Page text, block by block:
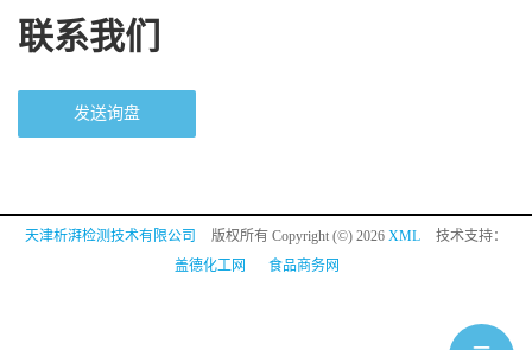
联系我们
发送询盘
天津析湃检测技术有限公司 版权所有 Copyright (©) 2026 XML
技术支持：
盖德化工网
食品商务网